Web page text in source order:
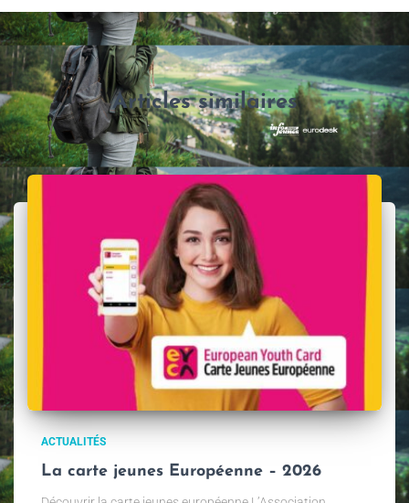
Articles similaires
ACTUALITÉS
La carte jeunes Européenne – 2026